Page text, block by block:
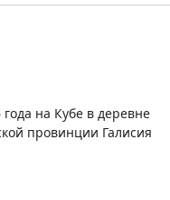
на Кубе в деревне
провинции Галисия